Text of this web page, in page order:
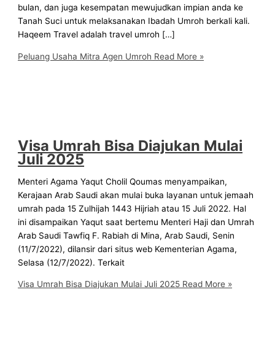
bulan, dan juga kesempatan mewujudkan impian anda ke
Tanah Suci untuk melaksanakan Ibadah Umroh berkali kali.
Haqeem Travel adalah travel umroh […]
Peluang Usaha Mitra Agen Umroh Read More »
Visa Umrah Bisa Diajukan Mulai
Juli 2025
Menteri Agama Yaqut Cholil Qoumas menyampaikan,
Kerajaan Arab Saudi akan mulai buka layanan untuk jemaah
umrah pada 15 Zulhijah 1443 Hijriah atau 15 Juli 2022. Hal
ini disampaikan Yaqut saat bertemu Menteri Haji dan Umrah
Arab Saudi Tawfiq F. Rabiah di Mina, Arab Saudi, Senin
(11/7/2022), dilansir dari situs web Kementerian Agama,
Selasa (12/7/2022). Terkait
Visa Umrah Bisa Diajukan Mulai Juli 2025 Read More »